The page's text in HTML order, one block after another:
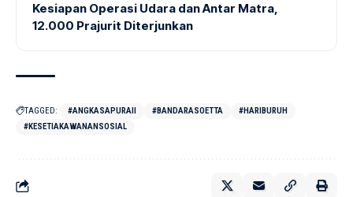
Kesiapan Operasi Udara dan Antar Matra,
12.000 Prajurit Diterjunkan
TAGGED: #ANGKASAPURAII #BANDARASOETTA
#HARIBURUH
#KESETIAKAWANANSOSIAL